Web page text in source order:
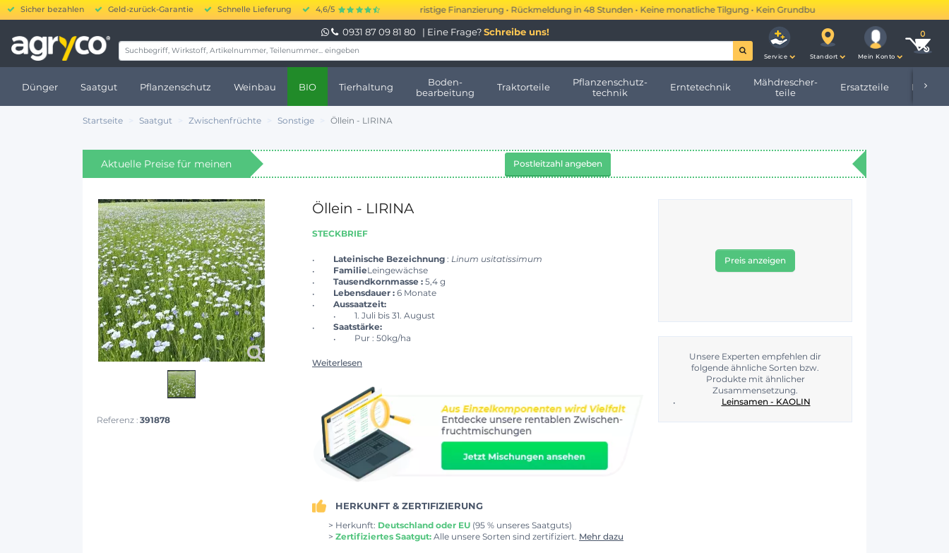
Sicher bezahlen Geld-zurück-Garantie Schnelle Lieferung 4,6/5
20.000 bis 250.000 € kurzfristige Finanzierung • Rückmeldung in 48 Stunden • Keine monatliche Tilgung • Kein Grundbucheintrag •
0931 87 09 81 80 | Eine Frage? Schreibe uns!
Service Standort Mein Konto
Dünger Saatgut Pflanzenschutz Weinbau BIO Tierhaltung
Boden-
bearbeitung
Traktorteile
Pflanzenschutz-
technik
Erntetechnik
Mähdrescher-
teile
Ersatzteile
Startseite Saatgut Zwischenfrüchte Sonstige Öllein - LIRINA
Aktuelle Preise für meinen Postleitzahl angeben
Referenz : 391878
Öllein - LIRINA
STECKBRIEF
Lateinische Bezeichnung : Linum usitatissimum
FamilieLeingewächse
Tausendkornmasse : 5,4 g
Lebensdauer : 6 Monate
Aussaatzeit:
1. Juli bis 31. August
Saatstärke:
Pur : 50kg/ha
Weiterlesen
HERKUNFT & ZERTIFIZIERUNG
> Herkunft: Deutschland oder EU (95 % unseres Saatguts)
> Zertifiziertes Saatgut: Alle unsere Sorten sind zertifiziert. Mehr dazu
Preis anzeigen
Unsere Experten empfehlen dir
folgende ähnliche Sorten bzw.
Produkte mit ähnlicher
Zusammensetzung.
Leinsamen - KAOLIN